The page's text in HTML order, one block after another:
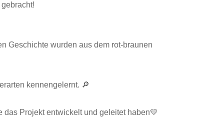
Geschichte wurden aus dem rot-braunen
kennengelernt. 🔎
das Projekt entwickelt und geleitet haben💛